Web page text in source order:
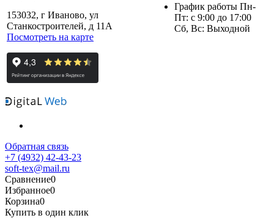
153032, г Иваново, ул
Станкостроителей, д 11А
Посмотреть на карте
График работы Пн-
Пт: с 9:00 до 17:00
Сб, Вс: Выходной
Обратная связь
+7 (4932) 42-43-23
soft-tex@mail.ru
Сравнение0
Избранное0
Корзина0
Купить в один клик